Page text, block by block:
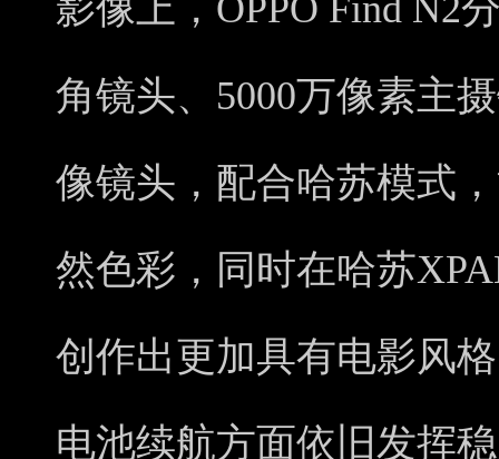
影像上，OPPO Find N2
角镜头、5000万像素主
像镜头，配合哈苏模式
然色彩，同时在哈苏
创作出更加具有电影风
电池续航方面依旧发挥